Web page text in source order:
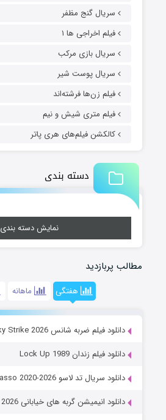
سریال گنج مظفر
فیلم اخراجی ها ۱
سریال بازی مرکب
سریال پوست شیر
فیلم زن‌ها فرشته‌اند
فیلم متری شیش و نیم
کالکشن فیلم‌های هری پاتر
دسته بندی
نمایش دسته بندی
مطالب پربازدید
هفتگی ماهانه
دانلود فیلم ضربه شانس Lucky Strike 2026
دانلود فیلم زندان Lock Up 1989
دانلود سریال تد لاسو Ted Lasso 2020-2026
دانلود انیمیشن گربه های خیابانی Alley Cats 2026